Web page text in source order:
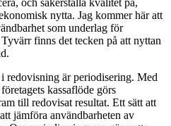
nytta. Jag kommer här att
som underlag för
finns det tecken på att nyttan
redovisning är periodisering. Med
kassaflöde görs
till redovisat resultat. Ett sätt att
jämföra användbarheten av